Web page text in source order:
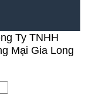
Ty TNHH
Mại Gia Long